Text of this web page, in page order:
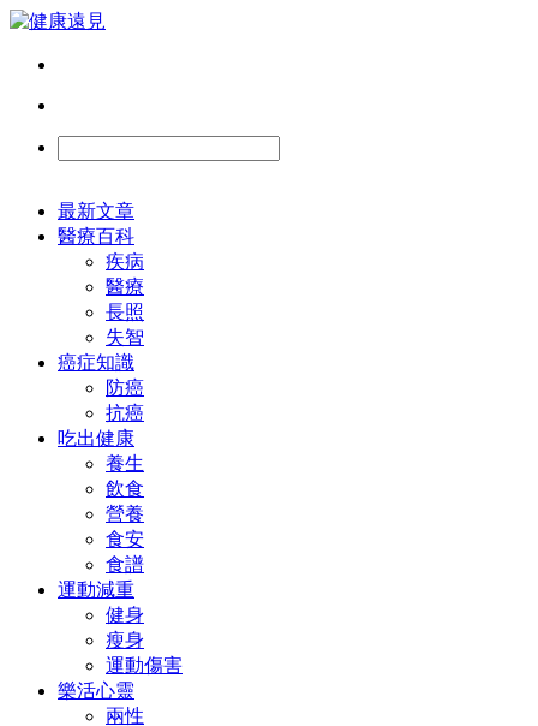
最新文章
醫療百科
疾病
醫療
長照
失智
癌症知識
防癌
抗癌
吃出健康
養生
飲食
營養
食安
食譜
運動減重
健身
瘦身
運動傷害
樂活心靈
兩性